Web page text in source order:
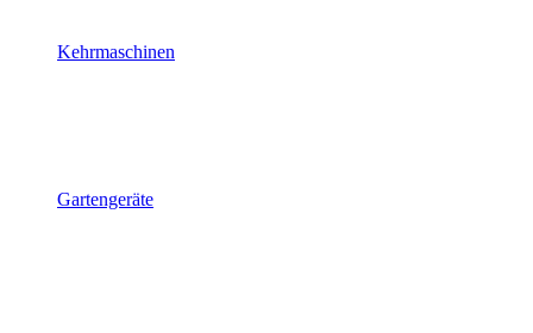
Kehrmaschinen
Gartengeräte